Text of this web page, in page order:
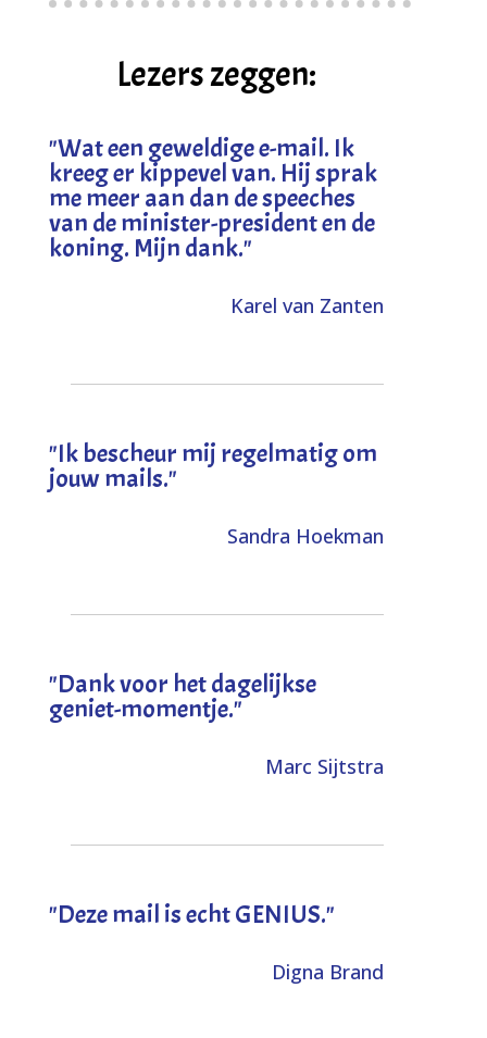
Lezers zeggen:
"Wat een geweldige e-mail. Ik
kreeg er kippevel van. Hij sprak
me meer aan dan de speeches
van de minister-president en de
koning. Mijn dank."
Karel van Zanten
"Ik bescheur mij regelmatig om
jouw mails."
Sandra Hoekman
"Dank voor het dagelijkse
geniet-momentje."
Marc Sijtstra
"Deze mail is echt GENIUS."
Digna Brand